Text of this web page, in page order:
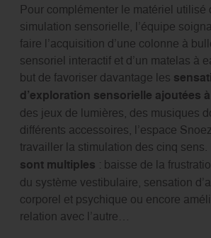
Pour complémenter le matériel utilisé
simulation sensorielle, l’équipe
faire l’acquisition d’une colonne à
sensoriel interactif et d’un matelas à
but de favoriser davantage les
d’exploration sensorielle ajoutées
des jeux de lumières, des musiques
différents accessoires, l’espace
travailler la stimulation des cinq sens.
sont multiples : baisse de la
du système vestibulaire, sensation
corporel et psychique ou encore
relation avec l’autre…